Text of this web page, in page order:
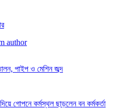
author
পাইপ ও মেশিন জব্দ
গোপনে কর্মস্থল ছাড়লেন বন কর্মকর্তা